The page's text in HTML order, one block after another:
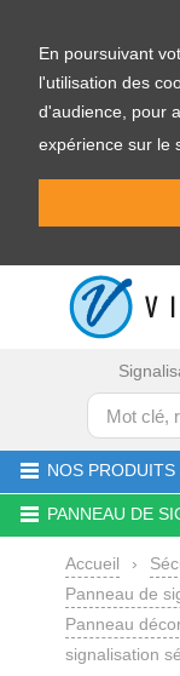
En poursuivant
l'utilisation des
d'audience, pour
expérience sur le
NOS PRODUITS
PANNEAU DE
Accueil ›
Panneau de
Panneau
signalisation